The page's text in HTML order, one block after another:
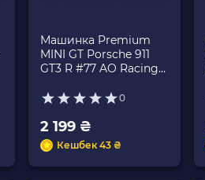
Машинка Premium
MINI GT Porsche 911
GT3 R #77 AO Racing
Mans 1:64 MGT01143-
0
2 199 ₴
Кешбек 43 ₴